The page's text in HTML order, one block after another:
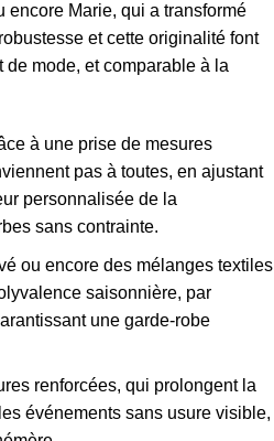
encore Marie, qui a transformé
et cette originalité font
de mode, et comparable à la
à une prise de mesures
pas à toutes, en ajustant
personnalisée de la
sans contrainte.
ou encore des mélanges textiles
saisonnière, par
une garde-robe
renforcées, qui prolongent la
événements sans usure visible,